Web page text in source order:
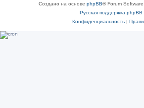
Создано на основе phpBB® Forum
Русская поддержка phpBB
Конфиденциальность|